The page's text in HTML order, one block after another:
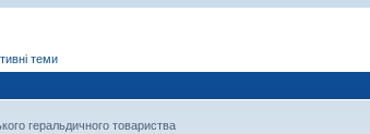
теми
геральдичного товариства